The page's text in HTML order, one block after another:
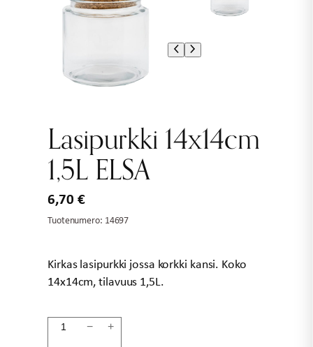
Lasipurkki 14x14cm
1,5L ELSA
6,70 €
Tuotenumero: 14697
Kirkas lasipurkki jossa korkki kansi. Koko
14x14cm, tilavuus 1,5L.
Lasipurkki
− +